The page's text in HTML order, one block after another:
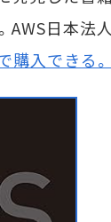
日本法
入できる。